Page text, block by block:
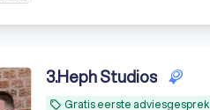
3.Heph Studios
local_offer Gratis eerste adviesgesprek